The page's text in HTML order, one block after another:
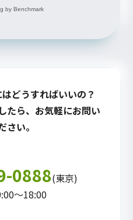
by Benchmark
どうすればいいの？
たら、お気軽にお問い
さい。
0888(東京)
～18:00